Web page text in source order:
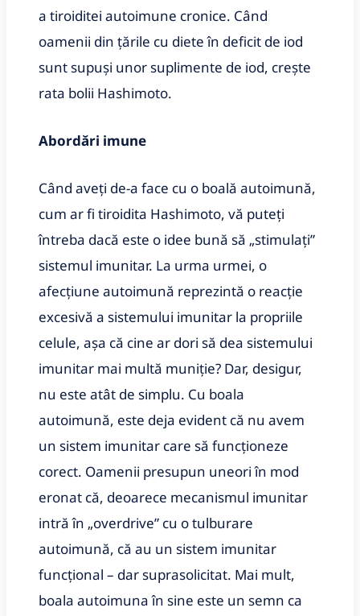
a tiroiditei autoimune cronice. Când
oamenii din țările cu diete în deficit de iod
sunt supuși unor suplimente de iod, crește
rata bolii Hashimoto.
Abordări imune
Când aveți de-a face cu o boală autoimună,
cum ar fi tiroidita Hashimoto, vă puteți
întreba dacă este o idee bună să „stimulați”
sistemul imunitar. La urma urmei, o
afecțiune autoimună reprezintă o reacție
excesivă a sistemului imunitar la propriile
celule, așa că cine ar dori să dea sistemului
imunitar mai multă muniție? Dar, desigur,
nu este atât de simplu. Cu boala
autoimună, este deja evident că nu avem
un sistem imunitar care să funcționeze
corect. Oamenii presupun uneori în mod
eronat că, deoarece mecanismul imunitar
intră în „overdrive” cu o tulburare
autoimună, că au un sistem imunitar
funcțional – dar suprasolicitat. Mai mult,
boala autoimuna în sine este un semn ca